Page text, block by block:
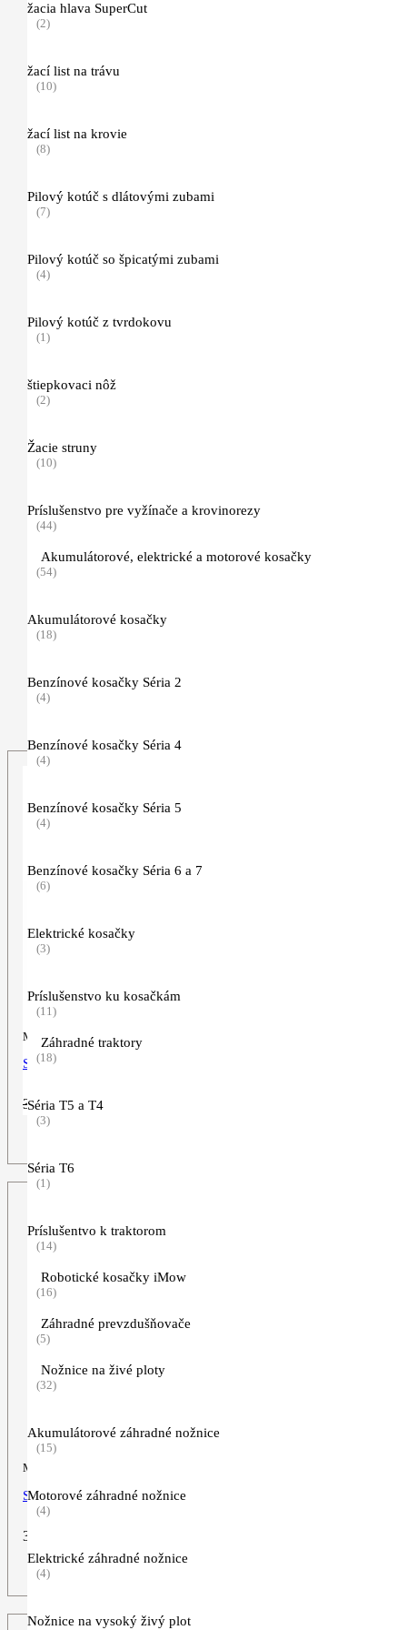
PROTECT MS
Dynamic VENT
Function ERGO
ADVANCE
Pracovné a ochranné odevy do terénu
Ochranné odevy pre prácu s krovinorezom, príslušenstvo
Funkčné oblečenie (spodné prádlo)
Ochrana hlavy, zraku a sluchu
Pracovné rukavice
Nezaradené
TIMBERSPORTS, hračky a predmety pre voľný čas
(123)
Motorová píla
STIHL MS 211
399,00€ Pôvodná
329,00
Motorová píla
STIHL MS 212
399,00
ZOBRAZIŤ VIAC
žacia hlava SuperCut
(2)
žací list na trávu
(10)
žací list na krovie
(8)
Pilový kotúč s dlátovými zubami
(7)
Pilový kotúč so špicatými zubami
(4)
Pilový kotúč z tvrdokovu
(1)
štiepkovaci nôž
(2)
Žacie struny
(10)
Príslušenstvo pre vyžínače a krovinorezy
(44)
Akumulátorové, elektrické a motorové kosačky
(54)
Akumulátorové kosačky
(18)
Benzínové kosačky Séria 2
(4)
Benzínové kosačky Séria 4
(4)
Benzínové kosačky Séria 5
(4)
Benzínové kosačky Séria 6 a 7
(6)
Elektrické kosačky
(3)
Príslušenstvo ku kosačkám
(11)
Záhradné traktory
(18)
Séria T5 a T4
(3)
Séria T6
(1)
Príslušentvo k traktorom
(14)
Robotické kosačky iMow
(16)
Záhradné prevzdušňovače
(5)
Nožnice na živé ploty
(32)
Akumulátorové záhradné nožnice
(15)
Motorové záhradné nožnice
(4)
Elektrické záhradné nožnice
(4)
Nožnice na vysoký živý plot